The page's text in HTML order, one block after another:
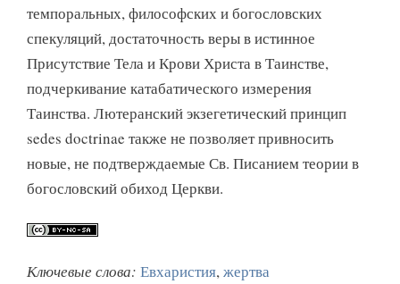
темпоральных, философских и богословских
спекуляций, достаточность веры в истинное
Присутствие Тела и Крови Христа в Таинстве,
подчеркивание катабатического измерения
Таинства. Лютеранский экзегетический принцип
sedes doctrinae также не позволяет привносить
новые, не подтверждаемые Св. Писанием теории в
богословский обиход Церкви.
Ключевые слова: Евхаристия,жертва